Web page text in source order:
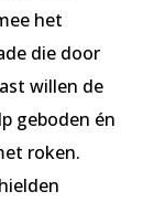
het
die door
willen de
geboden én
roken.